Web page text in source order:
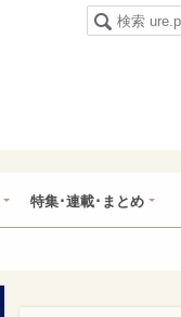
特集･連載･まとめ